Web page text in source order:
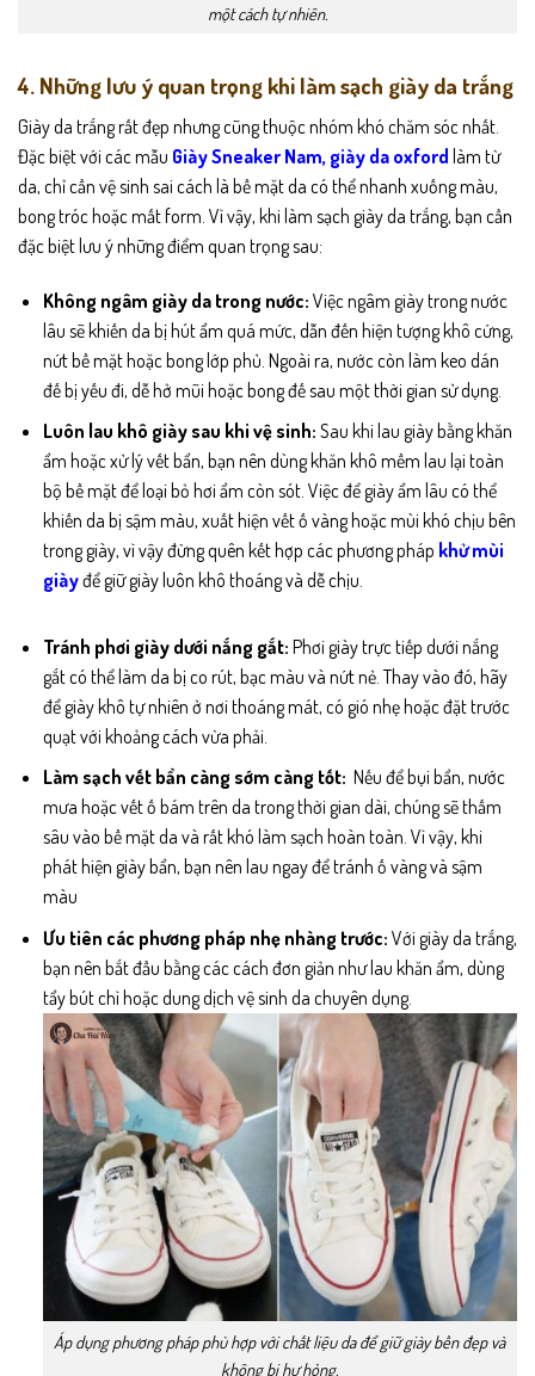
một cách tự nhiên.
4. Những lưu ý quan trọng khi làm sạch giày da trắng
Giày da trắng rất đẹp nhưng cũng thuộc nhóm khó chăm sóc nhất.
Đặc biệt với các mẫu Giày Sneaker Nam, giày da oxford làm từ
da, chỉ cần vệ sinh sai cách là bề mặt da có thể nhanh xuống màu,
bong tróc hoặc mất form. Vì vậy, khi làm sạch giày da trắng, bạn cần
đặc biệt lưu ý những điểm quan trọng sau:
Không ngâm giày da trong nước: Việc ngâm giày trong nước
lâu sẽ khiến da bị hút ẩm quá mức, dẫn đến hiện tượng khô cứng,
nứt bề mặt hoặc bong lớp phủ. Ngoài ra, nước còn làm keo dán
đế bị yếu đi, dễ hở mũi hoặc bong đế sau một thời gian sử dụng.
Luôn lau khô giày sau khi vệ sinh: Sau khi lau giày bằng khăn
ẩm hoặc xử lý vết bẩn, bạn nên dùng khăn khô mềm lau lại toàn
bộ bề mặt để loại bỏ hơi ẩm còn sót. Việc để giày ẩm lâu có thể
khiến da bị sậm màu, xuất hiện vết ố vàng hoặc mùi khó chịu bên
trong giày, vì vậy đừng quên kết hợp các phương pháp khử mùi
giàyđể giữ giày luôn khô thoáng và dễ chịu.
Tránh phơi giày dưới nắng gắt: Phơi giày trực tiếp dưới nắng
gắt có thể làm da bị co rút, bạc màu và nứt nẻ. Thay vào đó, hãy
để giày khô tự nhiên ở nơi thoáng mát, có gió nhẹ hoặc đặt trước
quạt với khoảng cách vừa phải.
Làm sạch vết bẩn càng sớm càng tốt: Nếu để bụi bẩn, nước
mưa hoặc vết ố bám trên da trong thời gian dài, chúng sẽ thấm
sâu vào bề mặt da và rất khó làm sạch hoàn toàn. Vì vậy, khi
phát hiện giày bẩn, bạn nên lau ngay để tránh ố vàng và sậm
màu
Ưu tiên các phương pháp nhẹ nhàng trước: Với giày da trắng,
bạn nên bắt đầu bằng các cách đơn giản như lau khăn ẩm, dùng
tẩy bút chì hoặc dung dịch vệ sinh da chuyên dụng.
Áp dụng phương pháp phù hợp với chất liệu da để giữ giày bền đẹp và
không bị hư hỏng.